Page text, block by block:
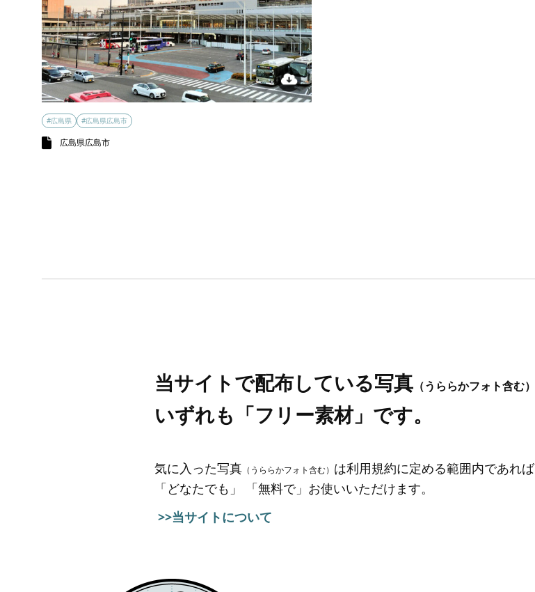
#広島県 #広島県広島市
広島県広島市
当サイトで配布している写真 （うららかフォト含む）
いずれも「フリー素材」です。
気に入った写真 （うららかフォト含む） は利用規約に定める範囲内であれば
「どなたでも」 「無料で」お使いいただけます。
>>当サイトについて